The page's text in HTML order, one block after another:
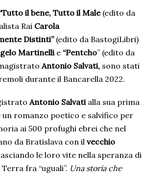
il bene, Tutto il Male(edito da
Rai Carola
Distinti” (edito da BastogiLibri)
Martinellie “Pentcho” (edito da
Antonio Salvati, sono stati
durante il Bancarella 2022.
Antonio Salvati alla sua prima
romanzo poetico e salvifico per
ai 500 profughi ebrei che nel
da Bratislava con il vecchio
le loro vite nella speranza di
fra “uguali”. Una storia che